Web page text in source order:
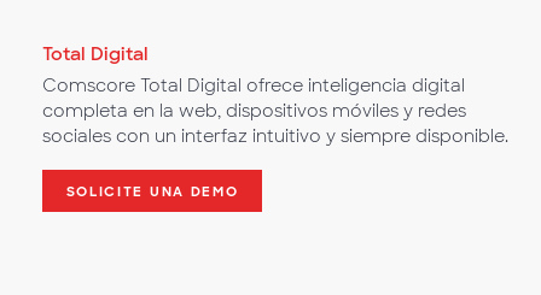
Total Digital
Comscore Total Digital ofrece inteligencia digital
completa en la web, dispositivos móviles y redes
sociales con un interfaz intuitivo y siempre disponible.
SOLICITE UNA DEMO